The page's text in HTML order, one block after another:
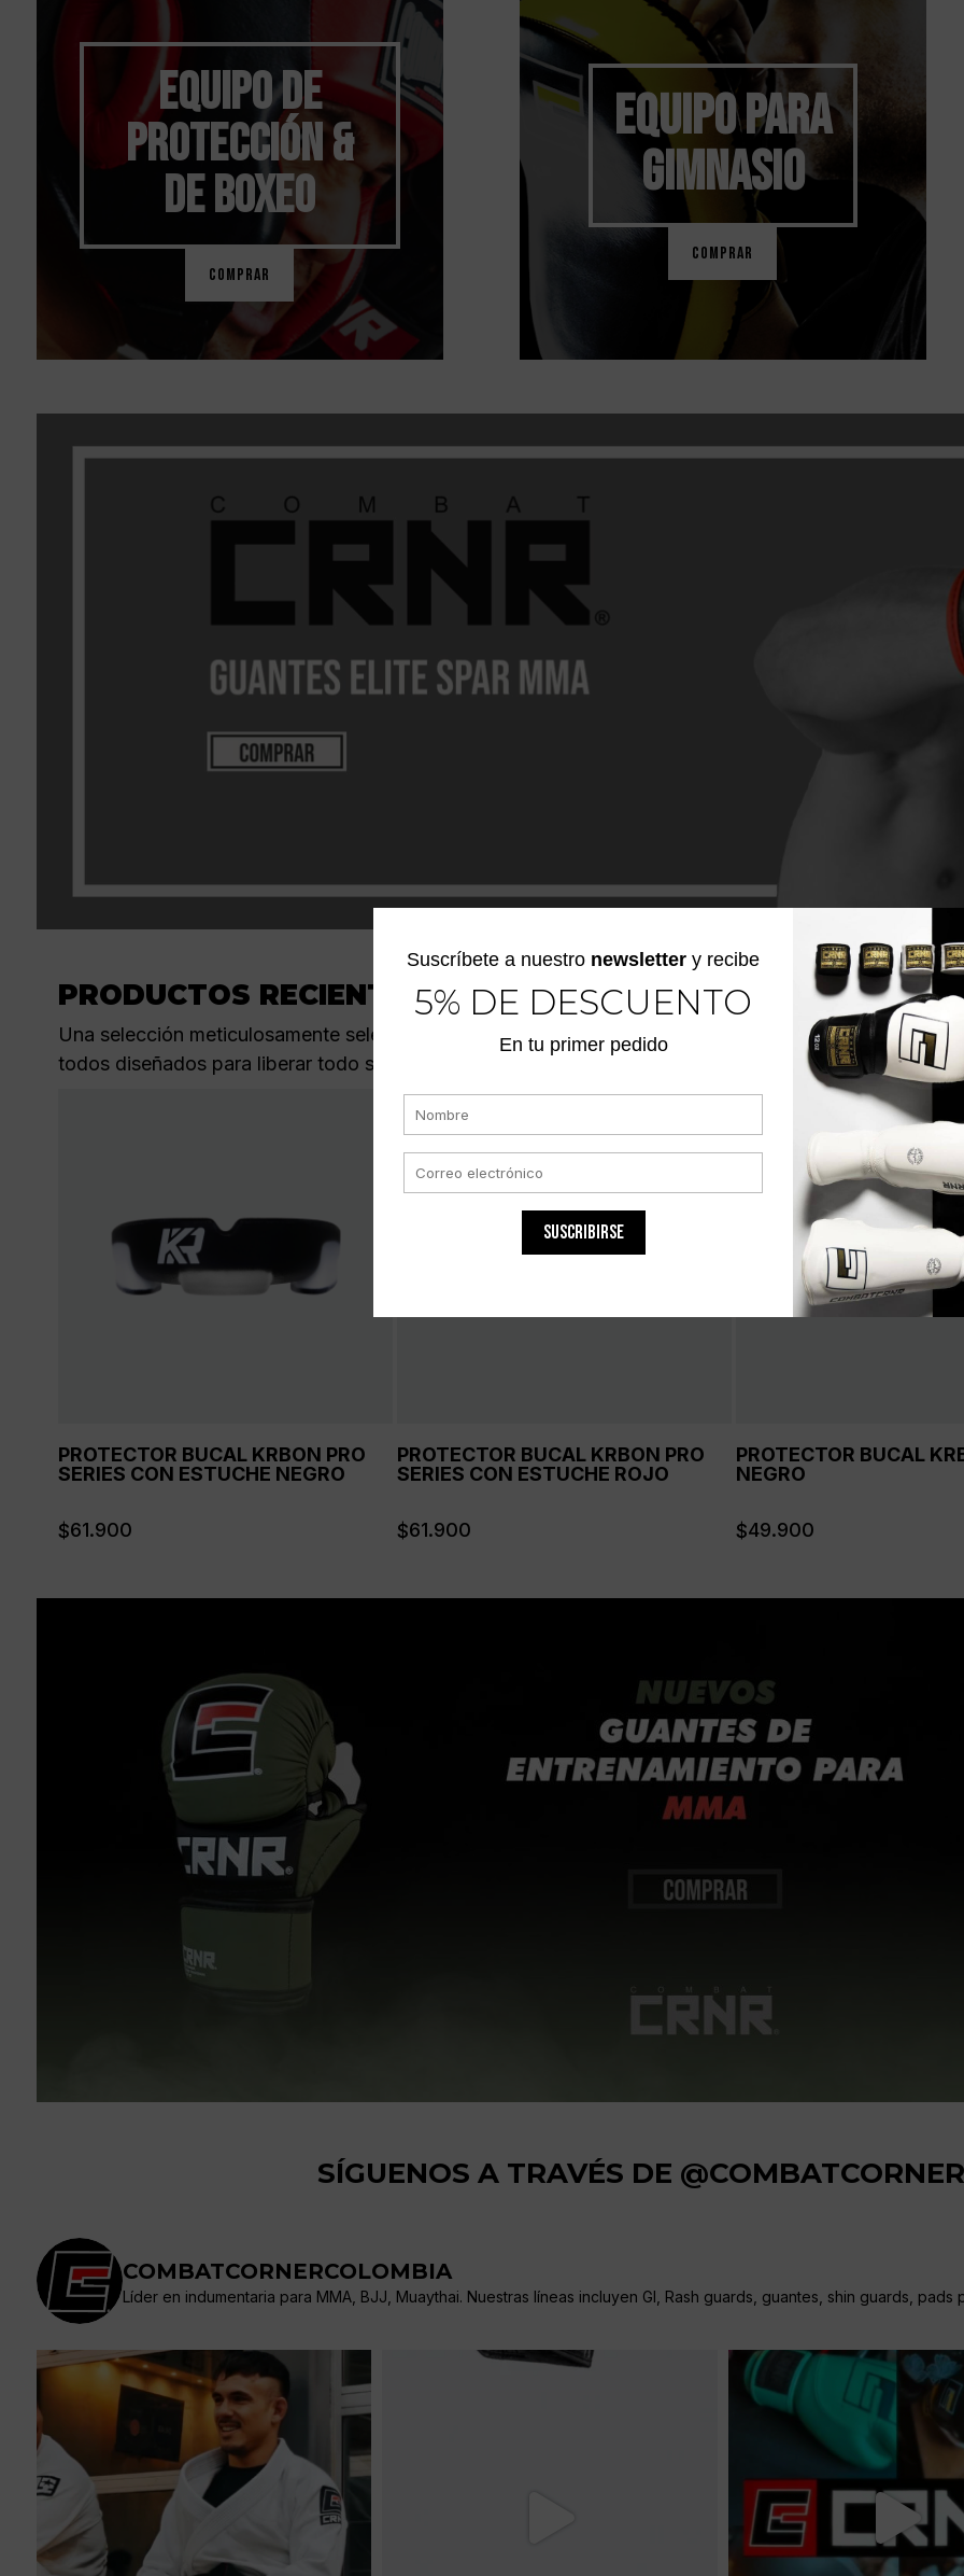
EQUIPO DE
PROTECCIÓN&
DE BOXEO
COMPRAR
EQUIPO PARA
GIMNASIO
COMPRAR
PRODUCTOS RECIENTES
Una selección meticulosamente seleccionada de nuestro equipo, indumentaria y equipo de
todos diseñados para liberar todo su potencial en las calles, en las colchonetas o en la jaula.
PROTECTOR BUCAL KRBON PRO
SERIES CON ESTUCHE NEGRO
$61.900
PROTECTOR BUCAL KRBON PRO
SERIES CON ESTUCHE ROJO
$61.900
PROTECTOR BUCAL
NEGRO
$49.900
SÍGUENOS A TRAVÉS DE
COMBATCORNERCOLOMBIA
Líder en indumentaria para MMA, BJJ, Muaythai. Nuestras líneas incluyen GI, Rash guards, guantes, shin guards, pads
Suscríbete a nuestro newsletter y recibe
5% DE DESCUENTO
En tu primer pedido
SUSCRIBIRSE